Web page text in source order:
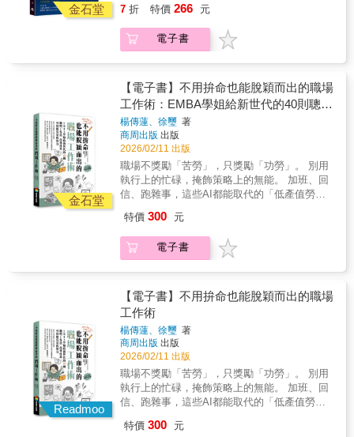
踐手冊更像是一只可以隨身攜帶的行囊——在
美玉：從讀者到退休創業成功，我就是原子習
慣最佳實踐與受益者。本書讓好習慣更易落
地，推薦給渴望翻轉人生的你。‧瓦基：這本書
書中提供許多具體的問題、容易實踐的模板、
能應用於各領域的共通性指南，方便你直接跟
著操作。建立習慣不求人，就從這本實戰手冊
出發！（※瓦基陪你一起跑！邀請讀者免費加
入萬人社群「一起養成好習慣」，透過練習實
踐本書，達成複利效應。詳見閱讀前哨站公告
※）
人生標示方向的地圖，那麼這本實踐手冊更像
是一只可以隨身攜帶的行囊——在微小的時間
刻度裡，寫下習慣的壯麗風景。‧溫美玉：從讀
望翻轉人生的你。‧瓦基：這本書完全超越了我
對於一本「實戰手冊」的期待！書中提供許多
域的共通性指南，方便你直接跟著操作。建立
習慣不求人，就從這本實戰手冊出發！（※瓦
基陪你一起跑！邀請讀者免費加入萬人社群
「一起養成好習慣」，透過練習實踐本書，達
成複利效應。詳見閱讀前哨站公告※）
等領域。 ◎只要三分之一的努力就夠 沒人能一
標遙不可及、心累時，告訴自己： 先做到完成
度的20％就好。因為「作業興奮機制」，會啟
動你繼續前進。 超過3,000人證實氛圍力更有
效：大腦錯覺法、三比二原則、視覺化…… 成
功無須苦撐就水到渠成。
人。 ◎有了氛圍力，無須苦撐也能成
功 ．如何提高勝率？把握三大步驟
把目標寫在紙上，貼在看得到的地方（把決心
感。 就能在想放棄的瞬間設下暫停鍵。
．決定的事當然可以更改；目標，本就該滾動
式調整 蘋果創辦人賈伯斯曾說過：「點
與點最終會連成線。」 作者嘗試過許多
職業，投資不動產、拍賣、聯盟行銷到高爾夫
球事業。 當下看來像繞路，但每個經驗
累積起來都不是浪費。 目前旗下計有4家
公司，跨足高爾夫商品、管理顧問與網路行銷
等領域。 ◎只要三分之一的努力就夠 沒人能一
直跑在沒有終點的馬拉松裡。 當感覺目
度的20％就好。因為「作業興奮機制」，會啟
動你繼續前進。 超過3,000人證實氛圍力更有
效：大腦錯覺法、三比二原則、視覺化…… 成
金石堂
下五大面向，詳細分析上班族經常遭遇的難
題，幫助大家找到解決辦法，輕鬆有效率地應
對工作上的諸多難關！ ★奠定你的職涯基本盤
人其實有公式 ★上班賺錢沒問題，但你更要讓
自己「值錢」
7 折 特價 266 元
電子書
金石堂
【電子書】不用拚命也能脫穎而出的職場
工作術：EMBA學姐給新世代的40則聰明
工作法，高效打造可以被看見的實力
楊傳蓮、徐璽 著
商周出版 出版
2026/02/11 出版
職場不獎勵「苦勞」，只獎勵「功勞」。 別用
執行上的忙碌，掩飾策略上的無能。 加班、回
信、跑雜事，這些AI都能取代的「低產值勞
領路，無私分享從菜鳥到高階管理職的實戰指
南： 教你拆解職場眉角，把平凡的「例行公
事」，變現為「關鍵戰功」， 不再無意義的自
對初入職場或進入職場五年內，有心上進但希
望以更高效、智慧的方式在職場中展現價值，
並且不瞎忙的年輕工作者，兩位臺大EMBA碩
士學姐，分別是辦學有成的楊傳蓮博士和創辦
設計工作室並多次榮獲設計獎項的徐璽設計
師，身為老闆的她們清楚知道新世代的工作者
想要更上層樓但又不想拚死拚活的想法，以他
們自己的親身經歷和多年職場實務經驗，分享
不只是努力，而是為公司做出關鍵貢獻，讓老
闆和主管看見你的功勞、看見你的專業實力。
特價 300 元
電子書
Readmoo
【電子書】不用拚命也能脫穎而出的職場
工作術
楊傳蓮、徐璽 著
商周出版 出版
2026/02/11 出版
職場不獎勵「苦勞」，只獎勵「功勞」。 別用
執行上的忙碌，掩飾策略上的無能。 加班、回
信、跑雜事，這些AI都能取代的「低產值勞
領路，無私分享從菜鳥到高階管理職的實戰指
特價 300 元